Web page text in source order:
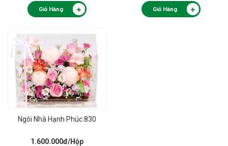
Giỏ Hàng Giỏ Hàng
Ngôi Nhà Hạnh Phúc 830
1.600.000đ/Hộp